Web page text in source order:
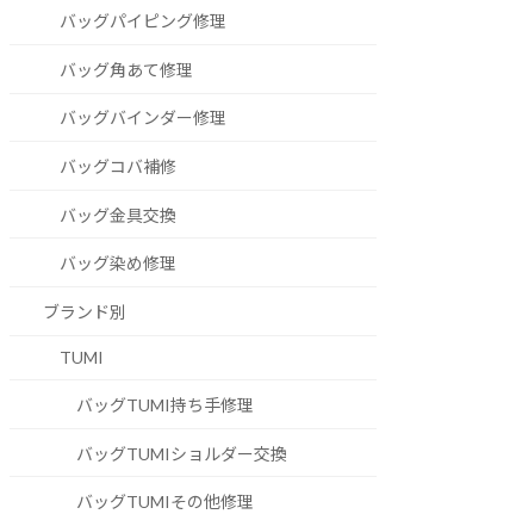
バッグパイピング修理
バッグ角あて修理
バッグバインダー修理
バッグコバ補修
バッグ金具交換
バッグ染め修理
ブランド別
TUMI
バッグTUMI持ち手修理
バッグTUMIショルダー交換
バッグTUMIその他修理